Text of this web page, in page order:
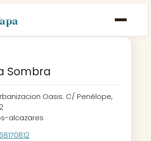
Sombra
Oasis. C/ Penélope,
alcazares